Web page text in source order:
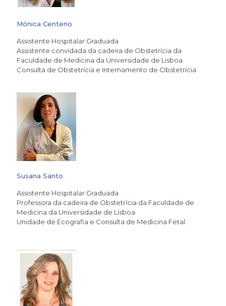
Mónica Centeno
Assistente Hospitalar Graduada
Assistente convidada da cadeira de Obstetrícia da
Faculdade de Medicina da Universidade de Lisboa
Consulta de Obstetrícia e Internamento de Obstetrícia
Susana Santo
Assistente Hospitalar Graduada
Professora da cadeira de Obstetrícia da Faculdade de
Medicina da Universidade de Lisboa
Unidade de Ecografia e Consulta de Medicina Fetal